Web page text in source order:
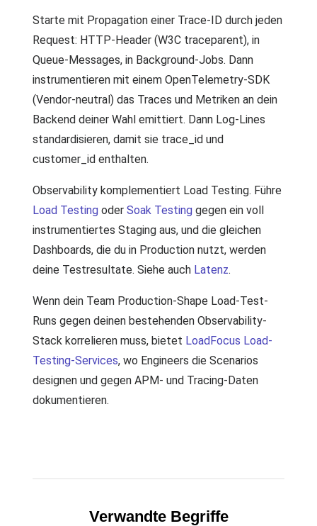
Starte mit Propagation einer Trace-ID durch jeden
Request: HTTP-Header (W3C traceparent), in
Queue-Messages, in Background-Jobs. Dann
instrumentieren mit einem OpenTelemetry-SDK
(Vendor-neutral) das Traces und Metriken an dein
Backend deiner Wahl emittiert. Dann Log-Lines
standardisieren, damit sie trace_id und
customer_id enthalten.
Observability komplementiert Load Testing. Führe
Load Testing oder Soak Testing gegen ein voll
instrumentiertes Staging aus, und die gleichen
Dashboards, die du in Production nutzt, werden
deine Testresultate. Siehe auch Latenz.
Wenn dein Team Production-Shape Load-Test-
Runs gegen deinen bestehenden Observability-
Stack korrelieren muss, bietet LoadFocus Load-
Testing-Services, wo Engineers die Scenarios
designen und gegen APM- und Tracing-Daten
dokumentieren.
Verwandte Begriffe